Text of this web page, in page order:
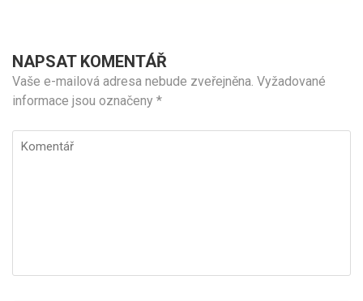
NAPSAT KOMENTÁŘ
Vaše e-mailová adresa nebude zveřejněna. Vyžadované
informace jsou označeny *
Komentář